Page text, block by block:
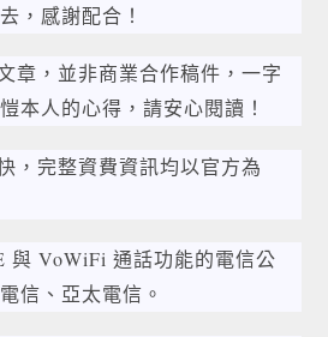
，感謝配合！
章，並非商業合作稿件，一字
本人的心得，請安心閱讀！
，完整資費資訊均以官方為
與 VoWiFi 通話功能的電信公
信、 亞太電信。